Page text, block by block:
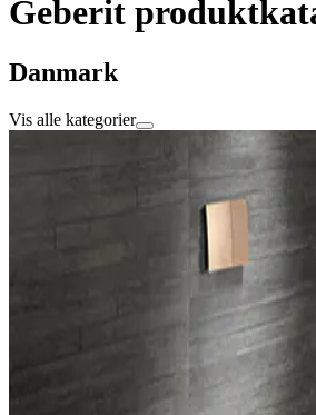
Geberit
Danmark
Vis alle kategorier